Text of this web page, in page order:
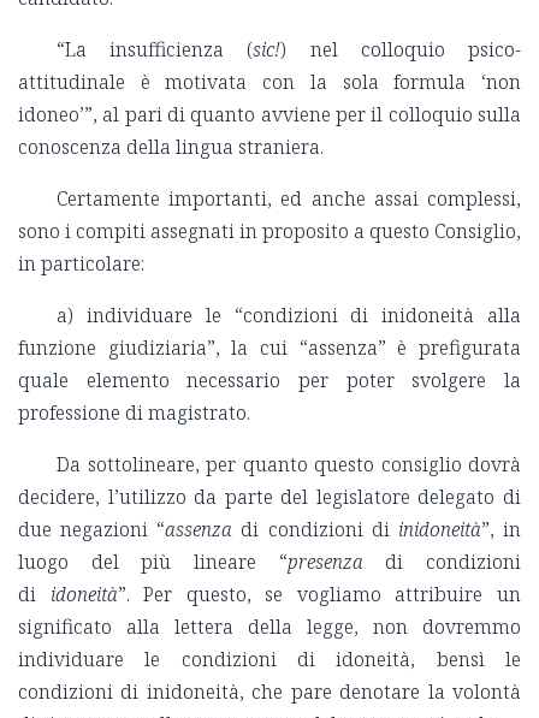
“La insufficienza (sic!) nel colloquio psico-
attitudinale è motivata con la sola formula ‘non
idoneo’”, al pari di quanto avviene per il colloquio sulla
conoscenza della lingua straniera.
Certamente importanti, ed anche assai complessi,
sono i compiti assegnati in proposito a questo Consiglio,
in particolare:
a) individuare le “condizioni di inidoneità alla
funzione giudiziaria”, la cui “assenza” è prefigurata
quale elemento necessario per poter svolgere la
professione di magistrato.
Da sottolineare, per quanto questo consiglio dovrà
decidere, l’utilizzo da parte del legislatore delegato di
due negazioni “assenza di condizioni di inidoneità”, in
luogo del più lineare “presenzadi condizioni
di idoneità”. Per questo, se vogliamo attribuire un
significato alla lettera della legge, non dovremmo
individuare le condizioni di idoneità, bensì le
condizioni di inidoneità, che pare denotare la volontà